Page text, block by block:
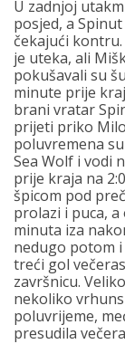
U zadnjoj
posjed, a
čekajući
je uteka, ali
pokušavali su
minute prije
brani vratar
prijeti priko
poluvremena
Sea Wolf i vodi
prije kraja na
špicom pod
prolazi i puca,
minuta iza
nedugo potom i
treći gol
završnicu.
nekoliko
poluvrijeme,
presudila